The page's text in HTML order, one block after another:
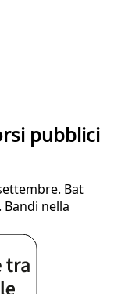
pubblici
Bat
nella